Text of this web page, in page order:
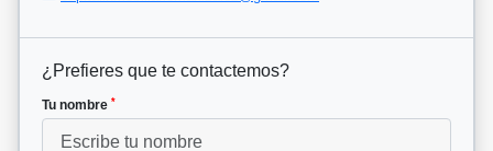
¿Prefieres que te contactemos?
Tu nombre *